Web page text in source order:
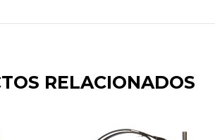
RELACIONADOS